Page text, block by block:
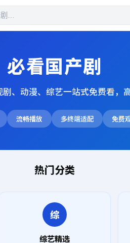
必看国产剧
、动漫、综艺一站式免费看，
流畅播放 多终端适配 免费
热门分类
综
综艺精选